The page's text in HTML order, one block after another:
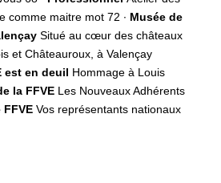
comme maitre mot 72 ∙ Musée de
Situé au cœur des châteaux
et Châteauroux, à Valençay
est en deuil Hommage à Louis
la FFVE Les Nouveaux Adhérents
FFVE Vos représentants nationaux